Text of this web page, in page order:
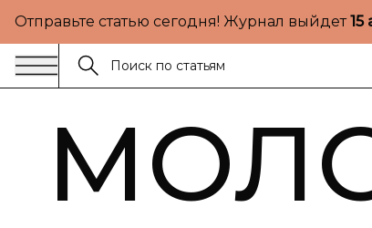
Отправьте статью сегодня! Журнал выйдет15